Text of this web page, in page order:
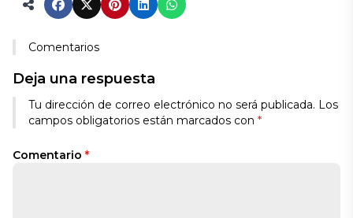
Comentarios
Deja una respuesta
Tu dirección de correo electrónico no será publicada. Los
campos obligatorios están marcados con *
Comentario *